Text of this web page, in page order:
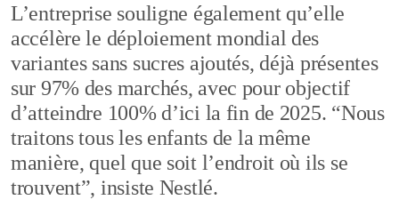
L’entreprise souligne également qu’elle
accélère le déploiement mondial des
variantes sans sucres ajoutés, déjà présentes
sur 97% des marchés, avec pour objectif
d’atteindre 100% d’ici la fin de 2025. “Nous
traitons tous les enfants de la même
manière, quel que soit l’endroit où ils se
trouvent”, insiste Nestlé.